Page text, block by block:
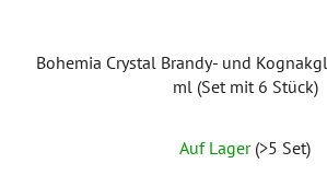
Bohemia Crystal Brandy- und
ml (Set mit 6 Stück)
Auf Lager (>5 Set)